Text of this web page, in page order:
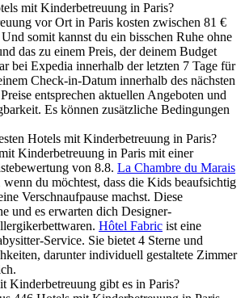
mit Kinderbetreuung in Paris?
vor Ort in Paris kosten zwischen 81 €
somit kannst du ein bisschen Ruhe ohne
das zu einem Preis, der deinem Budget
bei Expedia innerhalb der letzten 7 Tage für
Check-in-Datum innerhalb des nächsten
entsprechen aktuellen Angeboten und
Es können zusätzliche Bedingungen
Hotels mit Kinderbetreuung in Paris?
Kinderbetreuung in Paris mit einer
von 8.8. La Chambre du Marais
du möchtest, dass die Kids beaufsichtig
Verschnaufpause machst. Diese
und es erwarten dich Designer-
Hôtel Fabric ist eine
Service. Sie bietet 4 Sterne und
darunter individuell gestaltete Zimmer
Kinderbetreuung gibt es in Paris?